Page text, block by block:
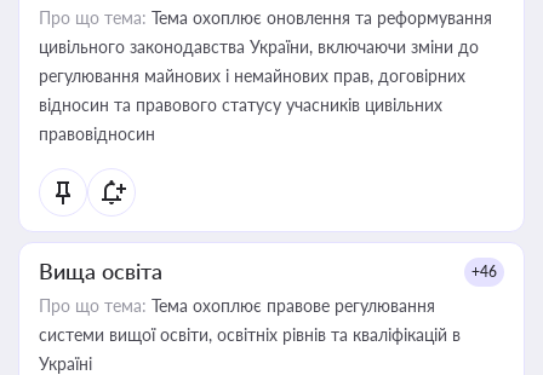
Про що тема: Тема охоплює оновлення та реформування
цивільного законодавства України, включаючи зміни до
регулювання майнових і немайнових прав, договірних
відносин та правового статусу учасників цивільних
правовідносин
Вища освіта +46
Про що тема: Тема охоплює правове регулювання
системи вищої освіти, освітніх рівнів та кваліфікацій в
Україні